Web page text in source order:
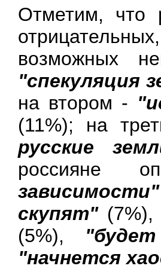
Отметим, что
возможных
"спекуляция
на втором -
(11%); на
русские
россияне
зависимости"
скупят"(7%),
(5%), "будет
"начнется